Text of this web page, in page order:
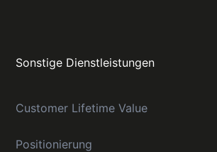
Sonstige Dienstleistungen
Customer Lifetime Value
Positionierung